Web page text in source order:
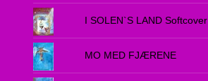
I SOLEN`S LAND Softcover
MO MED FJÆRENE